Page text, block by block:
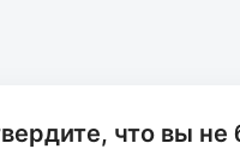
что вы не